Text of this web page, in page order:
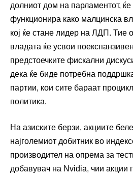
долниот дом на парламентот,
функционира како малцинска
кој ќе стане лидер на ЛДП. Тие
владата ќе усвои
предстоечките фискални
дека ќе биде потребна
партии, кои сите бараат
политика.
На азиските берзи, акциите
најголемиот добитник во
производител на опрема за
добавувач на Nvidia, чии акции